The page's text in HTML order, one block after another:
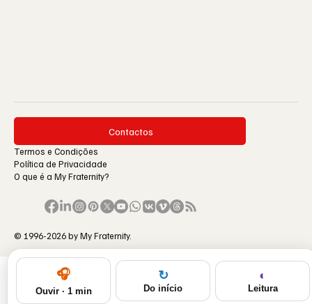
Contactos
Termos e Condições
Política de Privacidade
O que é a My Fraternity?
© 1996-2026 by My Fraternity.
🎧
Ouvir · 1 min
↻
Do início
◐
Leitura